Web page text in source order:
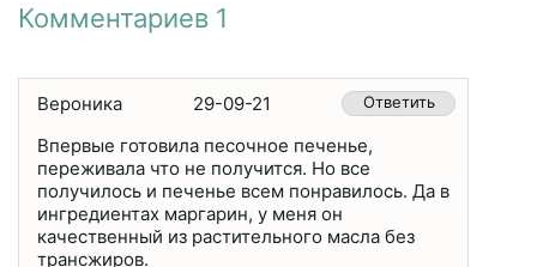
Комментариев 1
Вероника 29-09-21 Ответить
Впервые готовила песочное печенье,
переживала что не получится. Но все
получилось и печенье всем понравилось. Да в
ингредиентах маргарин, у меня он
качественный из растительного масла без
трансжиров.